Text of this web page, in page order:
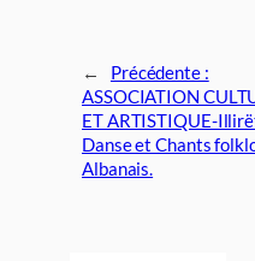
←
Précédente :
ASSOCIATION
ET ARTISTIQUE-
Danse et Chants
Albanais.